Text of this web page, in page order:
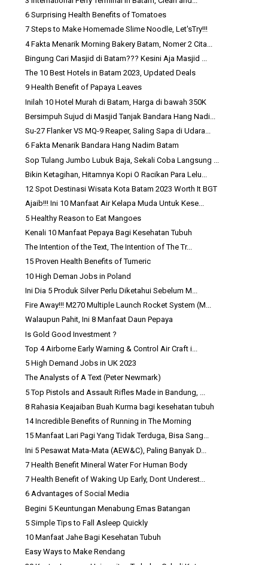
6 Surprising Health Benefits of Tomatoes
7 Steps to Make Homemade Slime Noodle, Let'sTry!!!
4 Fakta Menarik Morning Bakery Batam, Nomer 2 Cita...
Bingung Cari Masjid di Batam??? Kesini Aja Masjid ...
The 10 Best Hotels in Batam 2023, Updated Deals
9 Health Benefit of Papaya Leaves
Inilah 10 Hotel Murah di Batam, Harga di bawah 350K
Bersimpuh Sujud di Masjid Tanjak Bandara Hang Nadi...
Su-27 Flanker VS MQ-9 Reaper, Saling Sapa di Udara...
6 Fakta Menarik Bandara Hang Nadim Batam
Sop Tulang Jumbo Lubuk Baja, Sekali Coba Langsung ...
Bikin Ketagihan, Hitamnya Kopi O Racikan Para Lelu...
12 Spot Destinasi Wisata Kota Batam 2023 Worth It BGT
Ajaib!!! Ini 10 Manfaat Air Kelapa Muda Untuk Kese...
5 Healthy Reason to Eat Mangoes
Kenali 10 Manfaat Pepaya Bagi Kesehatan Tubuh
The Intention of the Text, The Intention of The Tr...
15 Proven Health Benefits of Tumeric
10 High Deman Jobs in Poland
Ini Dia 5 Produk Silver Perlu Diketahui Sebelum M...
Fire Away!!! M270 Multiple Launch Rocket System (M...
Walaupun Pahit, Ini 8 Manfaat Daun Pepaya
Is Gold Good Investment ?
Top 4 Airborne Early Warning & Control Air Craft i...
5 High Demand Jobs in UK 2023
The Analysts of A Text (Peter Newmark)
5 Top Pistols and Assault Rifles Made in Bandung, ...
8 Rahasia Keajaiban Buah Kurma bagi kesehatan tubuh
14 Incredible Benefits of Running in The Morning
15 Manfaat Lari Pagi Yang Tidak Terduga, Bisa Sang...
Ini 5 Pesawat Mata-Mata (AEW&C), Paling Banyak D...
7 Health Benefit Mineral Water For Human Body
7 Health Benefit of Waking Up Early, Dont Underest...
6 Advantages of Social Media
Begini 5 Keuntungan Menabung Emas Batangan
5 Simple Tips to Fall Asleep Quickly
10 Manfaat Jahe Bagi Kesehatan Tubuh
Easy Ways to Make Rendang